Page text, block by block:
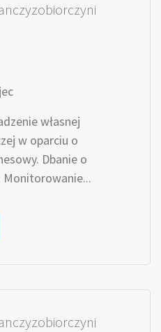
własnej
w oparciu o
Dbanie o
Monitorowanie...